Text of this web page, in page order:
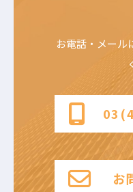
お電話・メール
お